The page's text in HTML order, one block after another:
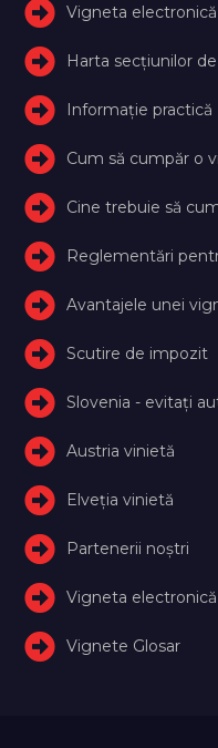
Vigneta
Harta secțiunilor
Informație practică
Cum să cumpăr o
Cine trebuie să
Reglementări
Avantajele unei
Scutire de impozit
Slovenia - evitați
Austria vinietă
Elveţia vinietă
Partenerii noștri
Vigneta electronică
Vignete Glosar